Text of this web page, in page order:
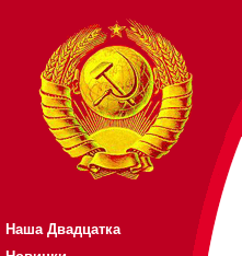
Наша Двадцатка